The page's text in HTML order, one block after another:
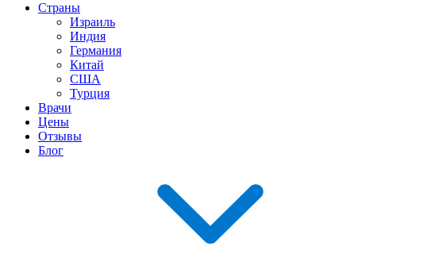
Страны
Израиль
Индия
Германия
Китай
США
Турция
Врачи
Цены
Отзывы
Блог